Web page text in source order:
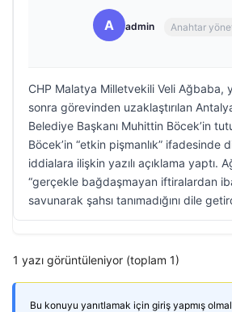
A admin Anahtar
CHP Malatya Milletvekili Veli Ağbaba,
sonra görevinden uzaklaştırılan
Belediye Başkanı Muhittin Böcek’in
Böcek’in “etkin pişmanlık” ifadesinde
iddialara ilişkin yazılı açıklama yaptı.
“gerçekle bağdaşmayan iftiralardan
savunarak şahsı tanımadığını dile
1 yazı görüntüleniyor (toplam 1)
Bu konuyu yanıtlamak için giriş yapmış